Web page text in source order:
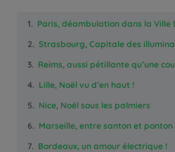
1. Paris, déambulation dans la Ville
2. Strasbourg, Capitale des
3. Reims, aussi pétillante qu’une
4. Lille, Noël vu d’en haut !
5. Nice, Noël sous les palmiers
6. Marseille, entre santon et ponton
7. Bordeaux, un amour électrique !